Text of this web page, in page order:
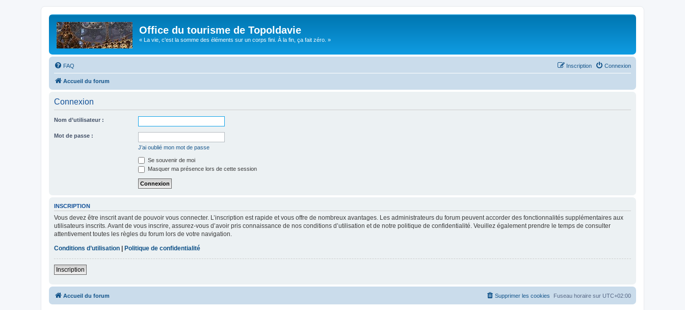
Office du tourisme de Topoldavie
« La vie, c'est la somme des éléments sur un corps fini. À la fin, ça fait zéro. »
FAQ Connexion
Inscription
Accueil du forum
Connexion
Nom d’utilisateur :
Mot de passe :
J’ai oublié mon mot de passe
Se souvenir de moi
Masquer ma présence lors de cette session
INSCRIPTION
Vous devez être inscrit avant de pouvoir vous connecter. L’inscription est rapide et vous offre de nombreux avantages. Les administrateurs du forum peuvent accorder des fonctionnalités supplémentaires aux
utilisateurs inscrits. Avant de vous inscrire, assurez-vous d’avoir pris connaissance de nos conditions d’utilisation et de notre politique de confidentialité. Veuillez également prendre le temps de consulter
attentivement toutes les règles du forum lors de votre navigation.
Conditions d’utilisation
Politique de confidentialité
Inscription
Accueil du forum Fuseau horaire sur UTC+02:00
Supprimer les cookies